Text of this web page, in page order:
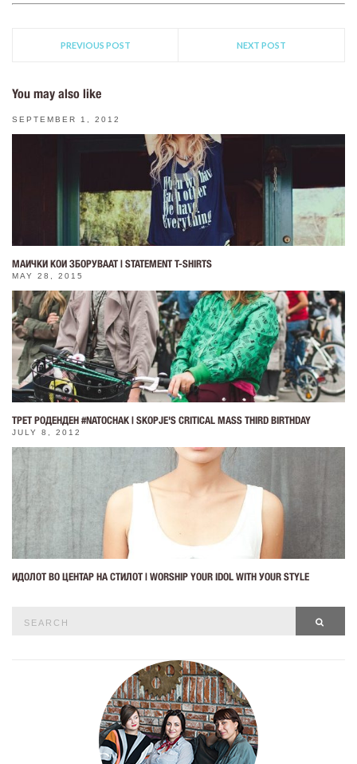
PREVIOUS POST NEXT POST
You may also like
SEPTEMBER 1, 2012
МАИЧКИ КОИ ЗБОРУВААТ | STATEMENT T-SHIRTS
MAY 28, 2015
ТРЕТ РОДЕНДЕН #NATOCHAK | SKOPJE'S CRITICAL MASS THIRD BIRTHDAY
JULY 8, 2012
ИДОЛОТ ВО ЦЕНТАР НА СТИЛОТ | WORSHIP YOUR IDOL WITH УОUR STYLE